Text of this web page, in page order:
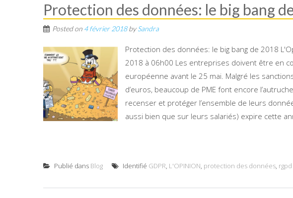
Protection des données: le big bang
Posted on 4 février 2018bySandra
Protection des données: le big bang de 2018
2018 à 06h00 Les entreprises doivent être en
européenne avant le 25 mai. Malgré les
d’euros, beaucoup de PME font encore
recenser et protéger l’ensemble de leurs
aussi bien que sur leurs salariés) expire cette
Publié dans Blog Identifié GDPR, L'OPINION, protection des données, rgpd